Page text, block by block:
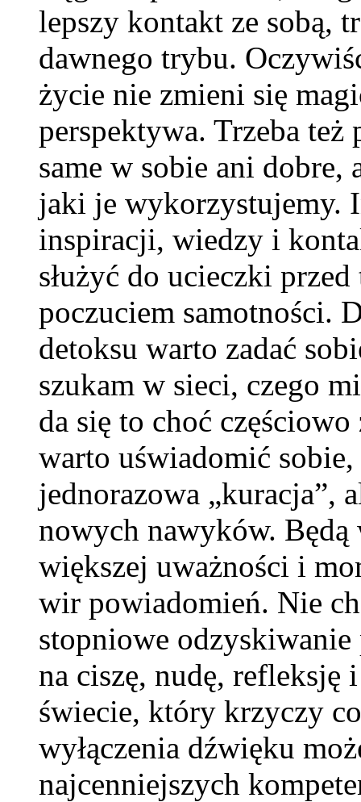
lepszy kontakt ze sobą,
dawnego trybu.
życie nie zmieni się
perspektywa. Trzeba też
same w sobie ani dobre,
jaki je wykorzystujemy.
inspiracji, wiedzy i
służyć do ucieczki
poczuciem samotności.
detoksu warto zadać
szukam w sieci, czego
da się to choć
warto uświadomić
jednorazowa „kuracja”,
nowych nawyków.
większej uważności i
wir powiadomień. Nie
stopniowe
na ciszę, nudę, refleksję
świecie, który krzyczy
wyłączenia dźwięku
najcenniejszych